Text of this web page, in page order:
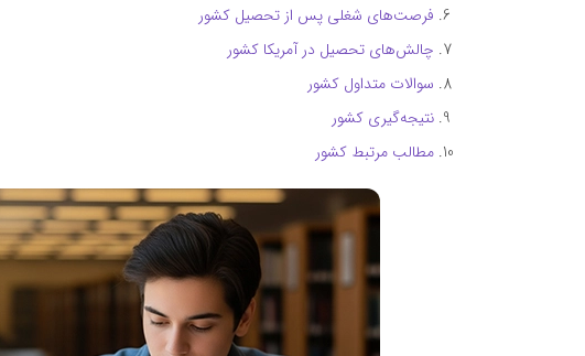
فرصت‌های شغلی پس از تحصیل کشور
چالش‌های تحصیل در آمریکا کشور
سوالات متداول کشور
نتیجه‌گیری کشور
مطالب مرتبط کشور